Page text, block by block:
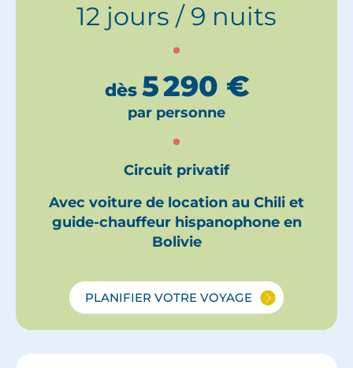
12 jours / 9 nuits
dès 5 290 €
par personne
Circuit privatif
Avec voiture de location au Chili et
guide-chauffeur hispanophone en
Bolivie
PLANIFIER VOTRE VOYAGE